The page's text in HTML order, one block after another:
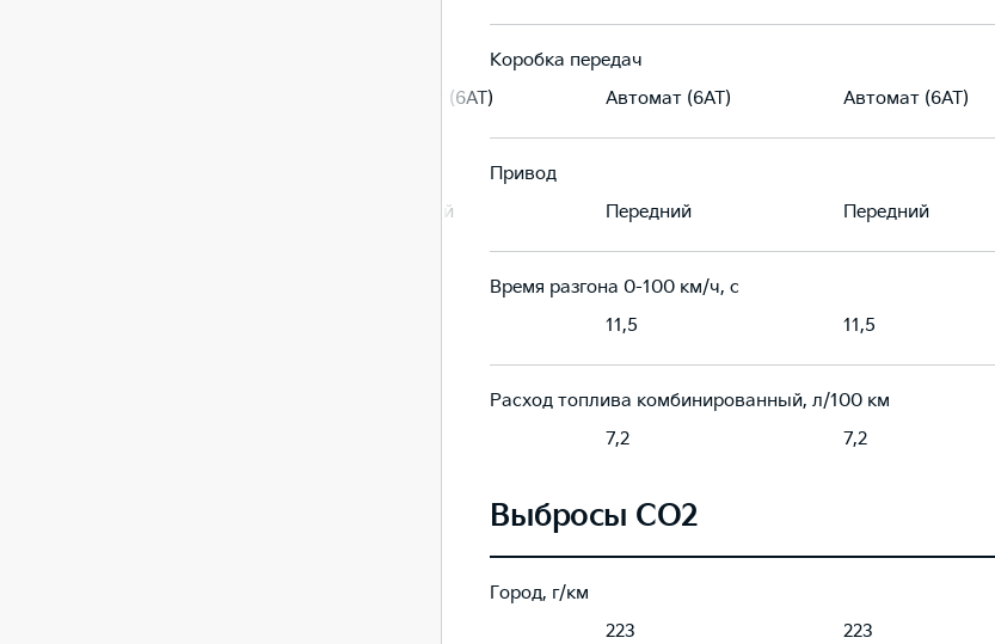
Коробка передач
Автомат (6AT) Автомат (6AT) Автомат (6AT)
Привод
Передний Передний Передний
Время разгона 0-100 км/ч, с
11,5 11,5
Расход топлива комбинированный, л/100 км
7,2 7,2
Выбросы CO2
Город, г/км
223 223